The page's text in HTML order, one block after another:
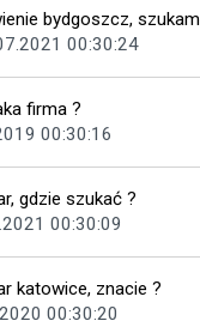
bydgoszcz, szukam
00:30:24
firma ?
00:30:16
gdzie szukać ?
00:30:09
katowice, znacie ?
00:30:20